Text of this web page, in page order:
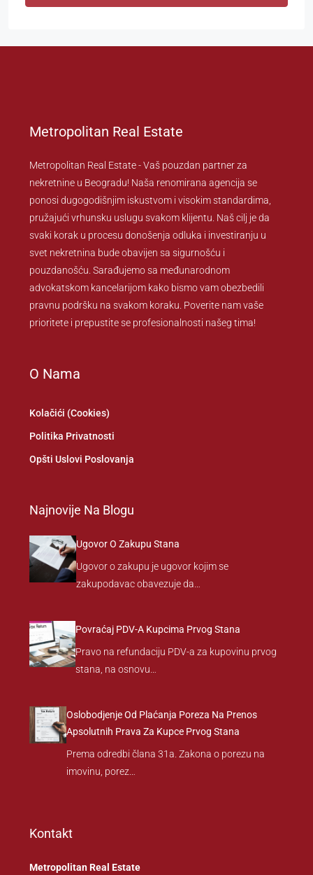
Metropolitan Real Estate
Metropolitan Real Estate - Vaš pouzdan partner za
nekretnine u Beogradu! Naša renomirana agencija se
ponosi dugogodišnjim iskustvom i visokim standardima,
pružajući vrhunsku uslugu svakom klijentu. Naš cilj je da
svaki korak u procesu donošenja odluka i investiranju u
svet nekretnina bude obavijen sa sigurnošću i
pouzdanošću. Sarađujemo sa međunarodnom
advokatskom kancelarijom kako bismo vam obezbedili
pravnu podršku na svakom koraku. Poverite nam vaše
prioritete i prepustite se profesionalnosti našeg tima!
O Nama
Kolačići (Cookies)
Politika Privatnosti
Opšti Uslovi Poslovanja
Najnovije Na Blogu
Ugovor O Zakupu Stana
Ugovor o zakupu je ugovor kojim se
zakupodavac obavezuje da…
Povraćaj PDV-A Kupcima Prvog Stana
Pravo na refundaciju PDV-a za kupovinu prvog
stana, na osnovu…
Oslobodjenje Od Plaćanja Poreza Na Prenos
Apsolutnih Prava Za Kupce Prvog Stana
Prema odredbi člana 31a. Zakona o porezu na
imovinu, porez…
Kontakt
Metropolitan Real Estate